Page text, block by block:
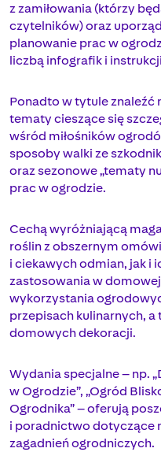
z zamiłowania (którzy
czytelników) oraz
planowanie prac w
liczbą infografik i
Ponadto w tytule znaleźć
tematy cieszące się
wśród miłośników
sposoby walki ze
oraz sezonowe „tematy
prac w ogrodzie.
Cechą wyróżniającą
roślin z obszernym
i ciekawych odmian, jak i
zastosowania w
wykorzystania
przepisach kulinarnych,
domowych dekoracji.
Wydania specjalne – np.
w Ogrodzie”, „Ogród
Ogrodnika” – oferują
i poradnictwo dotyczące
zagadnień ogrodniczych.